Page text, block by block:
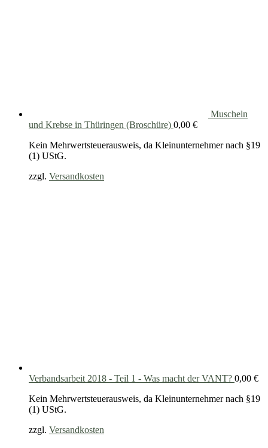
Muscheln
und Krebse in Thüringen (Broschüre) 0,00 €
Kein Mehrwertsteuerausweis, da Kleinunternehmer nach §19
(1) UStG.
zzgl. Versandkosten
Verbandsarbeit 2018 - Teil 1 - Was macht der VANT? 0,00 €
Kein Mehrwertsteuerausweis, da Kleinunternehmer nach §19
(1) UStG.
zzgl. Versandkosten